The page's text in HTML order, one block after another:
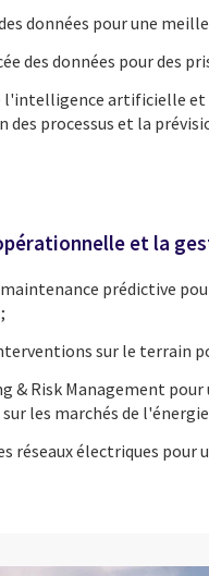
données pour une
des données pour des
l'intelligence artificielle et
processus et la
et la
prédictive
sur le terrain
& Risk Management
les marchés de
réseaux électriques